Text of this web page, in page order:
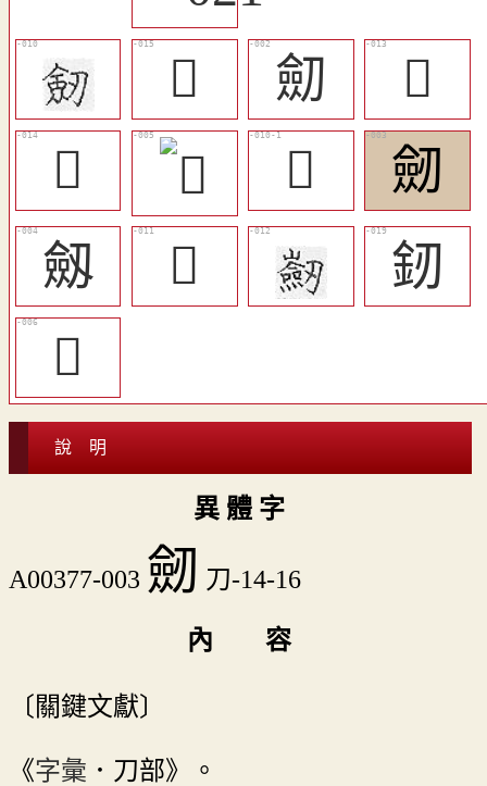
󰡪 劎
󰡞
󰠿
󰡥
劒
劔
𠠆
釰
󰡦
說 明
異 體 字
A00377-003 劒 刀-14-16
內 容
〔關鍵文獻〕
《字彙 ．刀部》。